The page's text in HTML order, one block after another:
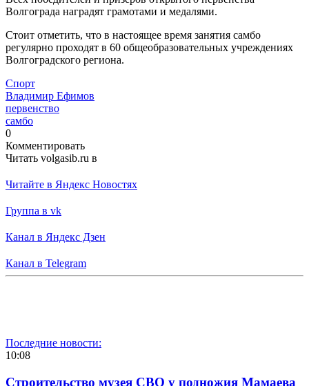
Волгограда наградят грамотами и медалями.
Стоит отметить, что в настоящее время занятия самбо
регулярно проходят в 60 общеобразовательных учреждениях
Волгоградского региона.
Спорт
Владимир Ефимов
первенство
самбо
0
Комментировать
Читать volgasib.ru в
Читайте в Яндекс Новостях
Группа в vk
Канал в Яндекс Дзен
Канал в Telegram
Последние новости:
10:08
Строительство музея СВО у подножия Мамаева